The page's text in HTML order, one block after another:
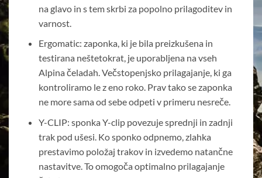
na glavo in s tem skrbi za popolno prilagoditev in
varnost.
Ergomatic: zaponka, ki je bila preizkušena in
testirana neštetokrat, je uporabljena na vseh
Alpina čeladah. Večstopenjsko prilagajanje, ki ga
kontroliramo le z eno roko. Prav tako se zaponka
ne more sama od sebe odpeti v primeru nesreče.
Y-CLIP: sponka Y-clip povezuje sprednji in zadnji
trak pod ušesi. Ko sponko odpnemo, zlahka
prestavimo položaj trakov in izvedemo natančne
nastavitve. To omogoča optimalno prilagajanje